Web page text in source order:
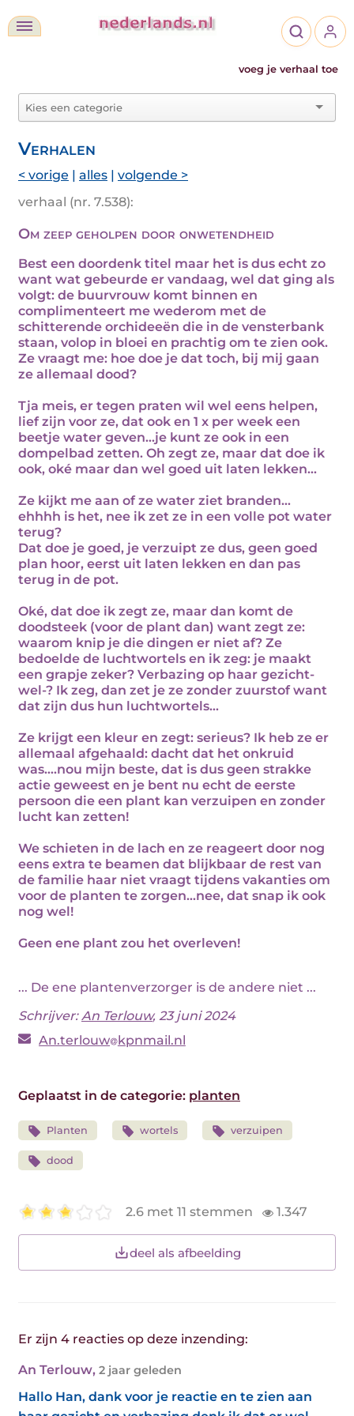
voeg je verhaal toe
Verhalen
< vorige | alles | volgende >
verhaal (nr. 7.538):
Om zeep geholpen door onwetendheid
Best een doordenk titel maar het is dus echt zo
want wat gebeurde er vandaag, wel dat ging als
volgt: de buurvrouw komt binnen en
complimenteert me wederom met de
schitterende orchideeën die in de vensterbank
staan, volop in bloei en prachtig om te zien ook.
Ze vraagt me: hoe doe je dat toch, bij mij gaan
ze allemaal dood?
Tja meis, er tegen praten wil wel eens helpen,
lief zijn voor ze, dat ook en 1 x per week een
beetje water geven…je kunt ze ook in een
dompelbad zetten. Oh zegt ze, maar dat doe ik
ook, oké maar dan wel goed uit laten lekken…
Ze kijkt me aan of ze water ziet branden…
ehhhh is het, nee ik zet ze in een volle pot water
terug?
Dat doe je goed, je verzuipt ze dus, geen goed
plan hoor, eerst uit laten lekken en dan pas
terug in de pot.
Oké, dat doe ik zegt ze, maar dan komt de
doodsteek (voor de plant dan) want zegt ze:
waarom knip je die dingen er niet af? Ze
bedoelde de luchtwortels en ik zeg: je maakt
een grapje zeker? Verbazing op haar gezicht-
wel-? Ik zeg, dan zet je ze zonder zuurstof want
dat zijn dus hun luchtwortels…
Ze krijgt een kleur en zegt: serieus? Ik heb ze er
allemaal afgehaald: dacht dat het onkruid
was….nou mijn beste, dat is dus geen strakke
actie geweest en je bent nu echt de eerste
persoon die een plant kan verzuipen en zonder
lucht kan zetten!
We schieten in de lach en ze reageert door nog
eens extra te beamen dat blijkbaar de rest van
de familie haar niet vraagt tijdens vakanties om
voor de planten te zorgen…nee, dat snap ik ook
nog wel!
Geen ene plant zou het overleven!
... De ene plantenverzorger is de andere niet ...
Schrijver:An Terlouw, 23 juni 2024
An.terlouw kpnmail.nl
Geplaatst in de categorie: planten
Planten wortels verzuipen
dood
2.6 met 11 stemmen 1.347
deel als afbeelding
Er zijn 4 reacties op deze inzending:
An Terlouw, 2 jaar geleden
Hallo Han, dank voor je reactie en te zien aan